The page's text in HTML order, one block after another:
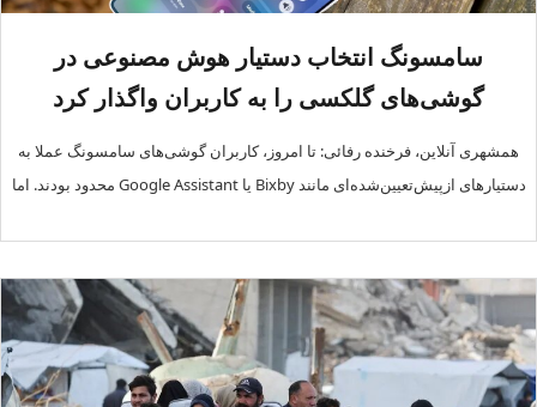
سامسونگ انتخاب دستیار هوش مصنوعی در
گوشی‌های گلکسی را به کاربران واگذار کرد
همشهری آنلاین، فرخنده رفائی: تا امروز، کاربران گوشی‌های سامسونگ عملا به
دستیارهای ازپیش‌تعیین‌شده‌ای مانند Bixby یا Google Assistant محدود بودند. اما